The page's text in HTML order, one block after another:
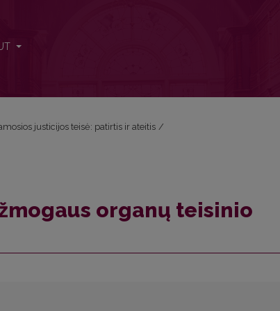
justicijos teisė: patirtis ir ateitis /
organų teisinio